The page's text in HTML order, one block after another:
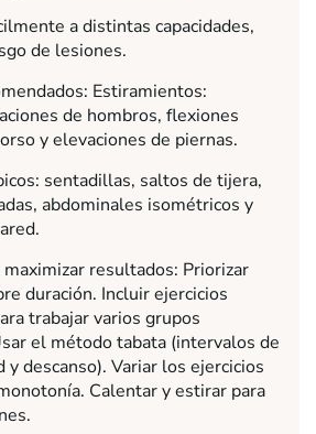
a distintas capacidades,
de lesiones.
Estiramientos:
de hombros, flexiones
y elevaciones de piernas.
sentadillas, saltos de tijera,
abdominales isométricos y
maximizar resultados: Priorizar
duración. Incluir ejercicios
trabajar varios grupos
el método tabata (intervalos de
y descanso). Variar los ejercicios
Calentar y estirar para